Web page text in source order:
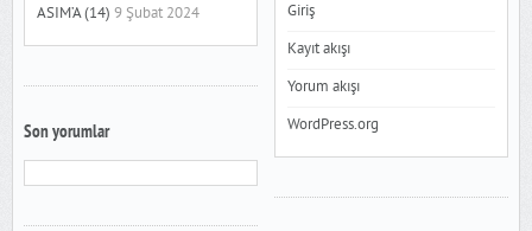
ASIM’A (14) 9 Şubat 2024
Son yorumlar
Giriş
Kayıt akışı
Yorum akışı
WordPress.org